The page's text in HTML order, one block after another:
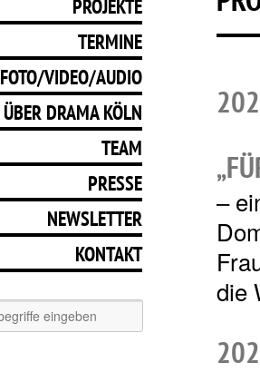
PROJEKTE
TERMINE
FOTO/VIDEO/AUDIO
ÜBER DRAMA KÖLN
TEAM
PRESSE
NEWSLETTER
KONTAKT
–
die